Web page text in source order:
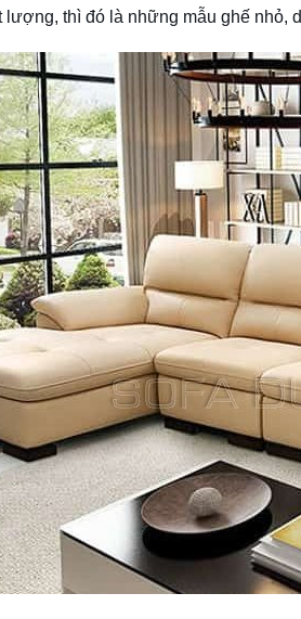
lượng, thì đó là những mẫu ghế nhỏ,